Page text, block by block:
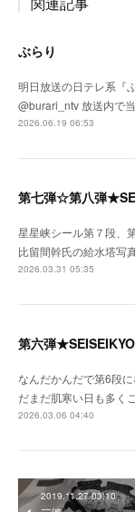
ぶらり
明日放送の日テレ系『
@burari_ntv 放送内で
2026.06.19 06:53
第七弾☆第八弾
星星峡シール第７段、
比留間幹氏の給水塔写
2026.03.31 05:35
第六弾
なんだかんだで第6段
だまだ肌寒い日も多く
2026.03.06 04:40
2019.11.27 03:10